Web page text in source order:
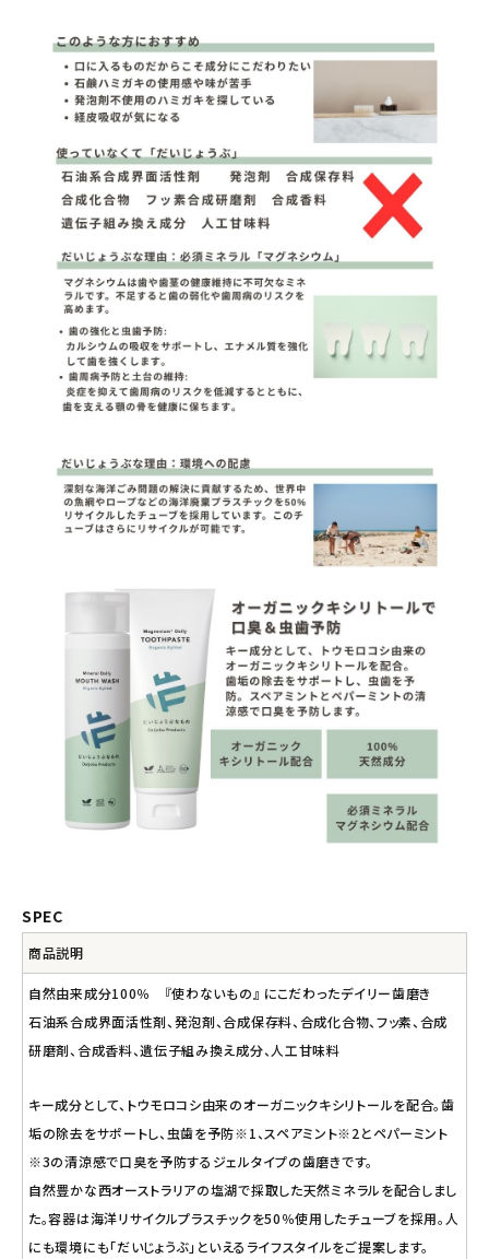
SPEC
商品説明
自然由来成分100％ 『使わないもの』 にこだわったデイリー歯磨き
石油系合成界面活性剤、発泡剤、合成保存料、合成化合物、フッ素、合成
研磨剤、合成香料、遺伝子組み換え成分、人工甘味料
キー成分として、トウモロコシ由来のオーガニックキシリトールを配合。歯
垢の除去をサポートし、虫歯を予防※1、スペアミント※2とペパーミント
※3の清涼感で口臭を予防するジェルタイプの歯磨きです。
自然豊かな西オーストラリアの塩湖で採取した天然ミネラルを配合しまし
た。容器は海洋リサイクルプラスチックを50％使用したチューブを採用。人
にも環境にも「だいじょうぶ」といえるライフスタイルをご提案します。